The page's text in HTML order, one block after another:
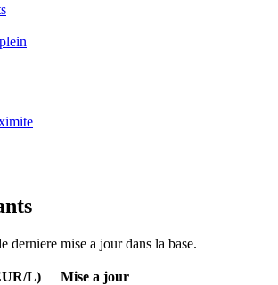
derniere mise a jour dans la base.
L)
Mise a jour